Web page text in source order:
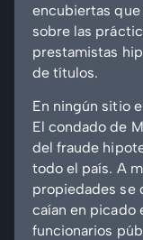
encubiertas que
sobre las
prestamistas
de títulos.
En ningún sitio
El condado de
del fraude
todo el país. A
propiedades se
caían en picado
funcionarios